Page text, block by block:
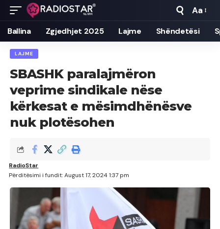
Font
Resizer
Aa
Ballina Zgjedhjet 2025 Lajme Shëndetësi
LAJME
SBASHK paralajmëron
veprime sindikale nëse
kërkesat e mësimdhënësve
nuk plotësohen
Përditësimi i fundit: August 17, 2024 1:37 pm
RadioStar